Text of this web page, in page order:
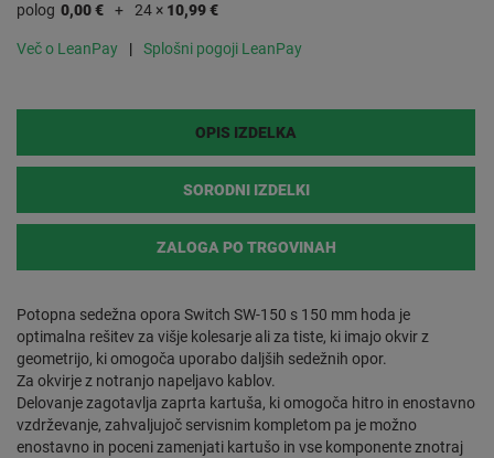
polog 0,00 € 24 × 10,99 €
Več o LeanPay Splošni pogoji LeanPay
OPIS IZDELKA
SORODNI IZDELKI
ZALOGA PO TRGOVINAH
Potopna sedežna opora Switch SW-150 s 150 mm hoda je
optimalna rešitev za višje kolesarje ali za tiste, ki imajo okvir z
geometrijo, ki omogoča uporabo daljših sedežnih opor.
Za okvirje z notranjo napeljavo kablov.
Delovanje zagotavlja zaprta kartuša, ki omogoča hitro in enostavno
vzdrževanje, zahvaljujoč servisnim kompletom pa je možno
enostavno in poceni zamenjati kartušo in vse komponente znotraj